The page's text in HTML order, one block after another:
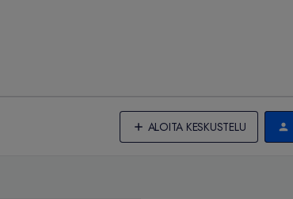
ALOITA KESKUSTELU